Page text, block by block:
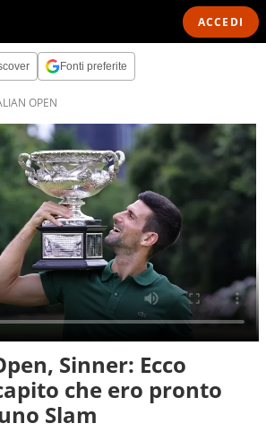
ACCEDI
Fonti preferite
OPEN
Sinner: Ecco
che ero pronto
Slam